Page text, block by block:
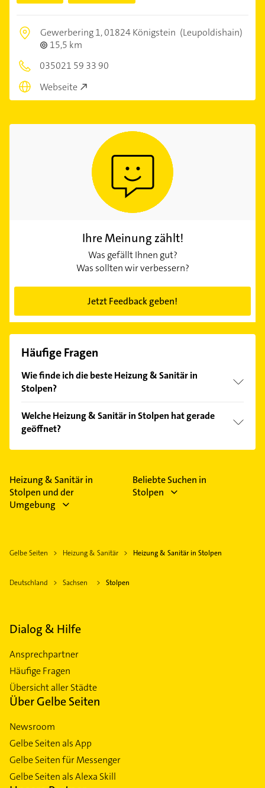
Gewerbering 1,01824 Königstein (Leupoldishain)
15,5 km
035021 59 33 90
Webseite
Ihre Meinung zählt!
Was gefällt Ihnen gut?
Was sollten wir verbessern?
Jetzt Feedback geben!
Häufige Fragen
Wie finde ich die beste Heizung & Sanitär in
Stolpen?
Kundenmeinungen und profitieren Sie von den
Empfehlungen. Die Suchergebnisse können Sie sich
einfach nachBewertungensortiert anzeigen lassen.
Welche Heizung & Sanitär in Stolpen hat gerade
geöffnet?
Im Anbieter-Bereich finden Sie alleÖffnungszeiten.
Feiertagen abweichen können.
Heizung & Sanitär in
Stolpen und der
Umgebung
Beliebte Suchen in
Stolpen
Gelbe Seiten Heizung & Sanitär Heizung & Sanitär in Stolpen
Deutschland Sachsen Stolpen
Dialog & Hilfe
Ansprechpartner
Häufige Fragen
Übersicht aller Städte
Über Gelbe Seiten
Newsroom
Gelbe Seiten als App
Gelbe Seiten für Messenger
Gelbe Seiten als Alexa Skill